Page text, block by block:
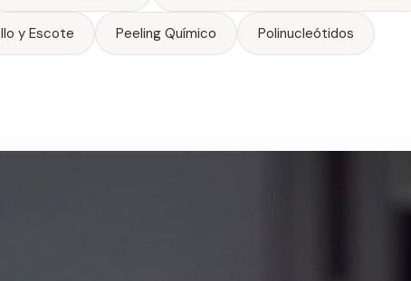
y Escote Peeling Químico Polinucleótidos